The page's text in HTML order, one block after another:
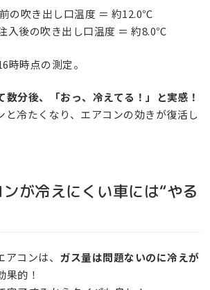
の吹き出し口温度 ＝ 約12.0℃
入後の吹き出し口温度 ＝ 約8.0℃
時点の測定。
数分後、「おっ、冷えてる！」と実感！
と冷たくなり、エアコンの効きが復活し
が冷えにくい車には“やる
コンは、 ガス量は問題ないのに冷えが
果的！